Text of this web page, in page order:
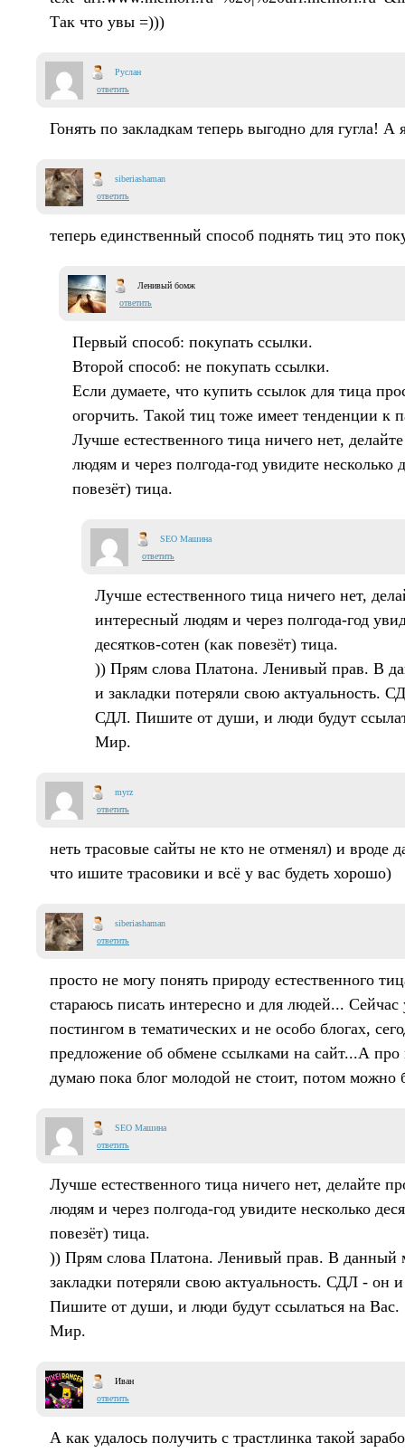
Так что увы =)))
Руслан
ответить
Гонять по закладкам теперь выгодно для гугла! А
siberiashaman
ответить
теперь единственный способ поднять тиц это
Ленивый бомж
ответить
Первый способ: покупать ссылки.
Второй способ: не покупать ссылки.
Если думаете, что купить ссылок для тица
огорчить. Такой тиц тоже имеет тенденции к
Лучше естественного тица ничего нет,
людям и через полгода-год увидите несколько
повезёт) тица.
SEO Машина
ответить
Лучше естественного тица ничего нет,
интересный людям и через полгода-год
десятков-сотен (как повезёт) тица.
)) Прям слова Платона. Ленивый прав. В
и закладки потеряли свою актуальность.
СДЛ. Пишите от души, и люди будут
Мир.
myrz
ответить
неть трасовые сайты не кто не отменял) и вроде
что ишите трасовики и всё у вас будеть хорошо)
siberiashaman
ответить
просто не могу понять природу естественного
стараюсь писать интересно и для людей...
постингом в тематических и не особо блогах,
предложение об обмене ссылками на сайт...А
думаю пока блог молодой не стоит, потом можно
SEO Машина
ответить
Лучше естественного тица ничего нет, делайте
людям и через полгода-год увидите несколько
повезёт) тица.
)) Прям слова Платона. Ленивый прав. В данный
закладки потеряли свою актуальность. СДЛ - он
Пишите от души, и люди будут ссылаться на Вас.
Мир.
Иван
ответить
А как удалось получить с трастлинка такой